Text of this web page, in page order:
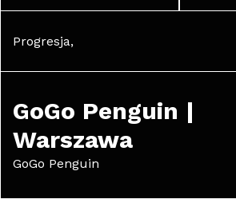
Progresja,
GoGo Penguin |
Warszawa
GoGo Penguin